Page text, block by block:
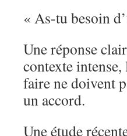
« As-tu besoin
Une réponse
contexte
faire ne doivent
un accord.
Une étude